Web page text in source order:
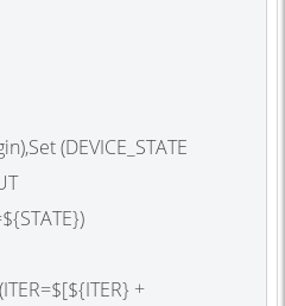
),Set(DEVICE_STATE
(ITER=$[${ITER} +